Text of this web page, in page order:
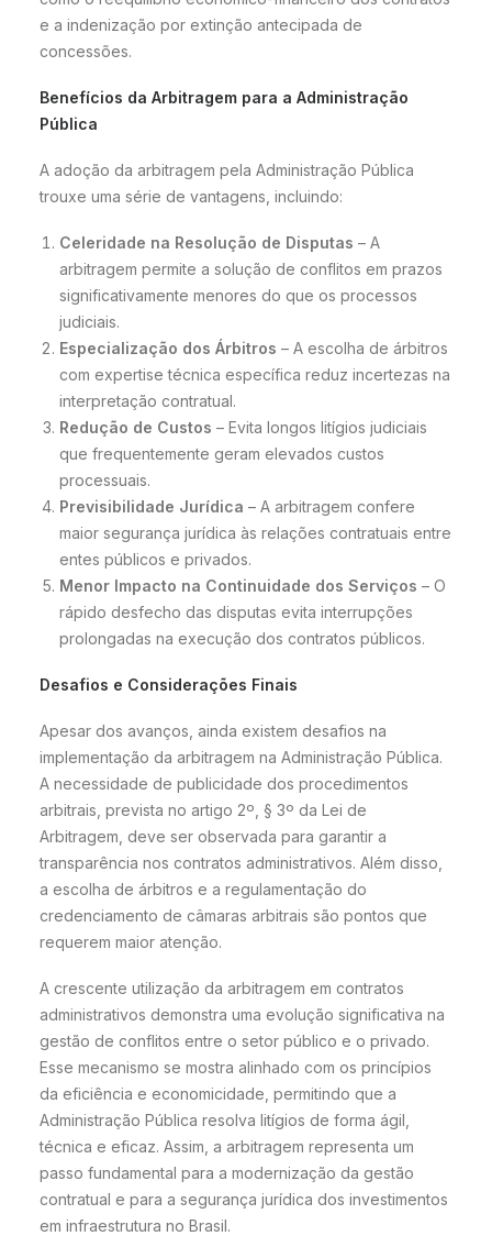
e a indenização por extinção antecipada de
concessões.
Benefícios da Arbitragem para a Administração
Pública
A adoção da arbitragem pela Administração Pública
trouxe uma série de vantagens, incluindo:
Celeridade na Resolução de Disputas – A
arbitragem permite a solução de conflitos em prazos
significativamente menores do que os processos
judiciais.
Especialização dos Árbitros – A escolha de árbitros
com expertise técnica específica reduz incertezas na
interpretação contratual.
Redução de Custos – Evita longos litígios judiciais
que frequentemente geram elevados custos
processuais.
Previsibilidade Jurídica – A arbitragem confere
maior segurança jurídica às relações contratuais entre
entes públicos e privados.
Menor Impacto na Continuidade dos Serviços – O
rápido desfecho das disputas evita interrupções
prolongadas na execução dos contratos públicos.
Desafios e Considerações Finais
Apesar dos avanços, ainda existem desafios na
implementação da arbitragem na Administração Pública.
A necessidade de publicidade dos procedimentos
arbitrais, prevista no artigo 2º, § 3º da Lei de
Arbitragem, deve ser observada para garantir a
transparência nos contratos administrativos. Além disso,
a escolha de árbitros e a regulamentação do
credenciamento de câmaras arbitrais são pontos que
requerem maior atenção.
A crescente utilização da arbitragem em contratos
administrativos demonstra uma evolução significativa na
gestão de conflitos entre o setor público e o privado.
Esse mecanismo se mostra alinhado com os princípios
da eficiência e economicidade, permitindo que a
Administração Pública resolva litígios de forma ágil,
técnica e eficaz. Assim, a arbitragem representa um
passo fundamental para a modernização da gestão
contratual e para a segurança jurídica dos investimentos
em infraestrutura no Brasil.